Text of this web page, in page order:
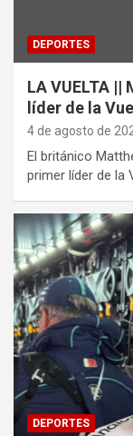
DEPORTES
LA VUELTA
líder de la
4 de agosto de
El británico
primer líder de la
DEPORTES